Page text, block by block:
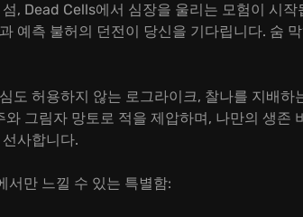
, Dead Cells에서 심장을 울리는 모험이 시
예측 불허의 던전이 당신을 기다립니다. 숨
도 허용하지 않는 로그라이크, 찰나를 지배
와 그림자 망토로 적을 제압하며, 나만의 생존
사합니다.
서만 느낄 수 있는 특별함: